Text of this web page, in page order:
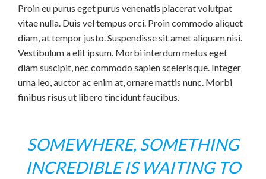
Proin eu purus eget purus venenatis placerat volutpat
vitae nulla. Duis vel tempus orci. Proin commodo aliquet
diam, at tempor justo. Suspendisse sit amet aliquam nisi.
Vestibulum a elit ipsum. Morbi interdum metus eget
diam suscipit, nec commodo sapien scelerisque. Integer
urna leo, auctor ac enim at, ornare mattis nunc. Morbi
finibus risus ut libero tincidunt faucibus.
SOMEWHERE, SOMETHING
INCREDIBLE IS WAITING TO